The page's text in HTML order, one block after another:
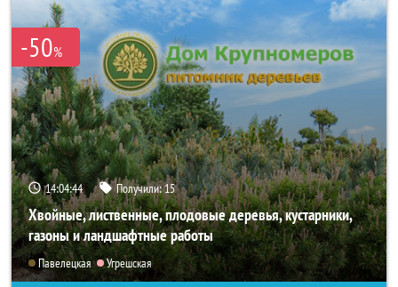
-50%
14:04:43 Получили:15
Хвойные, лиственные, плодовые деревья, кустарники,
газоны и ландшафтные работы
Павелецкая Угрешская